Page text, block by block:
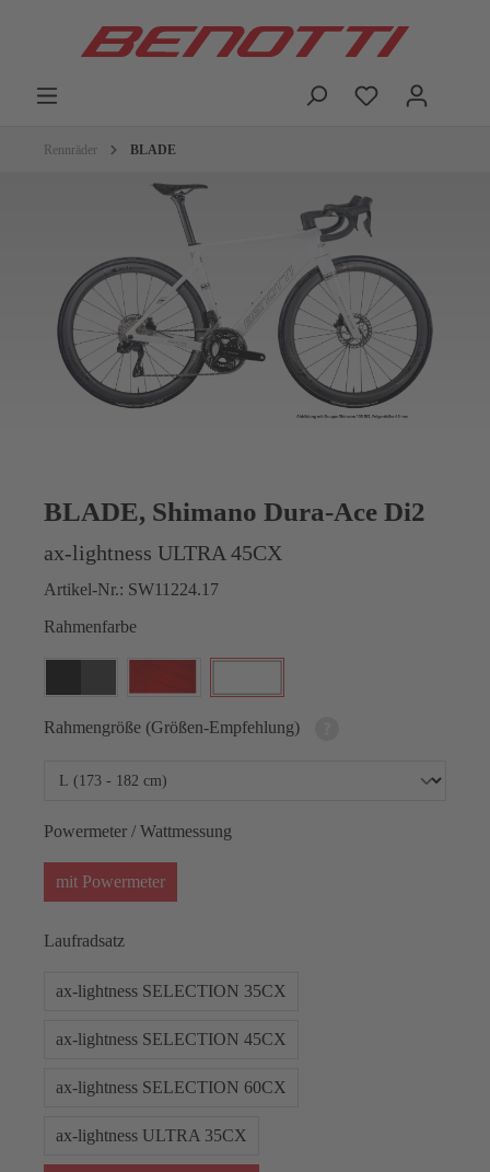
Rennräder BLADE
BLADE, Shimano Dura-Ace Di2
ax-lightness ULTRA 45CX
Artikel-Nr.: SW11224.17
Rahmenfarbe
Rahmengröße (Größen-Empfehlung)
Powermeter / Wattmessung
mit Powermeter
Laufradsatz
ax-lightness SELECTION 35CX
ax-lightness SELECTION 45CX
ax-lightness SELECTION 60CX
ax-lightness ULTRA 35CX